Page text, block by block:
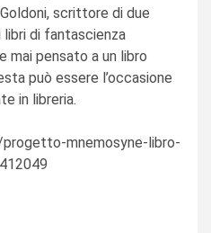
scrittore di due
di fantascienza
mai pensato a un libro
può essere l’occasione
in libreria.
mnemosyne-libro-